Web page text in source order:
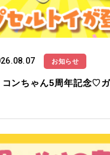
お知らせ
コンちゃん5周年記念♡